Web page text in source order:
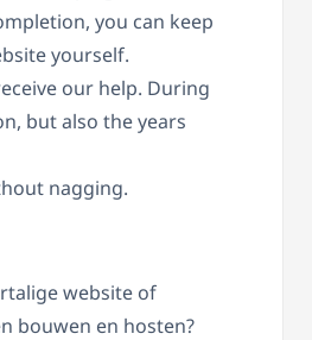
you can keep
yourself.
our help. During
but also the years
nagging.
website of
bouwen en hosten?